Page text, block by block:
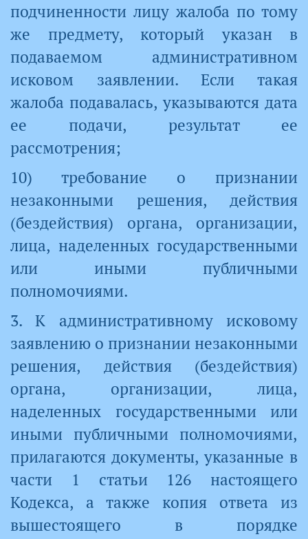
подчиненности лицу жалоба по тому
же предмету, который указан в
подаваемом административном
исковом заявлении. Если такая
жалоба подавалась, указываются дата
ее подачи, результат ее
рассмотрения;
10) требование о признании
незаконными решения, действия
(бездействия) органа, организации,
лица, наделенных государственными
или иными публичными
полномочиями.
3. К административному исковому
заявлению о признании незаконными
решения, действия (бездействия)
органа, организации, лица,
наделенных государственными или
иными публичными полномочиями,
прилагаются документы, указанные в
части 1 статьи 126 настоящего
Кодекса, а также копия ответа из
вышестоящего в порядке